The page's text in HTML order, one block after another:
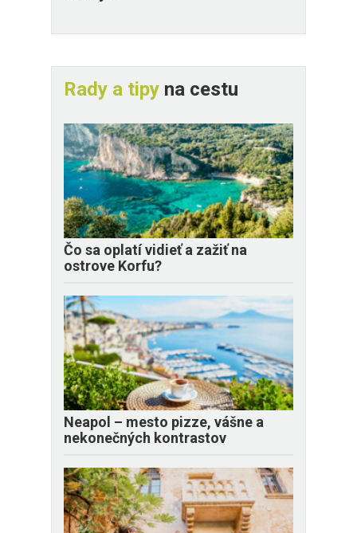
Rady a tipy na cestu
Čo sa oplatí vidieť a zažiť na
ostrove Korfu?
Neapol – mesto pizze, vášne a
nekonečných kontrastov